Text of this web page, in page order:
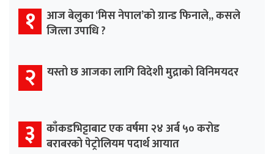
१ आज बेलुका ‘मिस नेपाल’को ग्रान्ड फिनाले,, कसले
जित्ला उपाधि ?
२ यस्तो छ आजका लागि विदेशी मुद्राको विनिमयदर
३ काँकडभिट्टाबाट एक वर्षमा २४ अर्ब ५० करोड
बराबरको पेट्रोलियम पदार्थ आयात